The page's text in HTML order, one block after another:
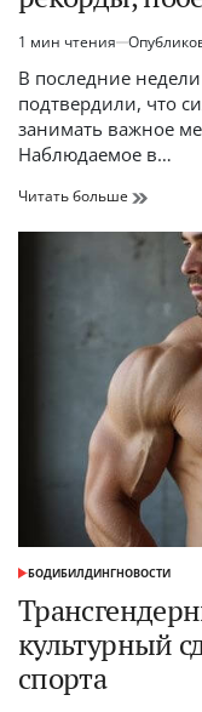
Расчётное
время
1 мин чтения
В последние
подтвердили, что
занимать важное
Наблюдаемое в…
Читать больше Школьный
в
США:
рекорды,
победы
рост
ОПУБЛИКОВАНО
БОДИБИЛДИНГНОВОСТИ
культурный
спорта